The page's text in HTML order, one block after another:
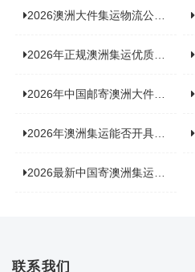
2026澳洲大件集运物流公司全景分析：市场趋势、选型逻辑与品牌适配
2026年正规澳洲集运优质供应商盘点：价格透明，无套路不踩坑
2026年中国邮寄澳洲大件运输新趋势，究竟藏着哪些惊喜？
2026年澳洲集运能否开具增值税发票？你关心的答案来了！
2026最新中国寄澳洲集运公司排名：哪家寄家具最可靠且性价比高？
联系我们